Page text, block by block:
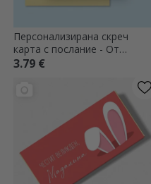
Персонализирана скреч
карта с послание - От
Великденския заек
3.79 €